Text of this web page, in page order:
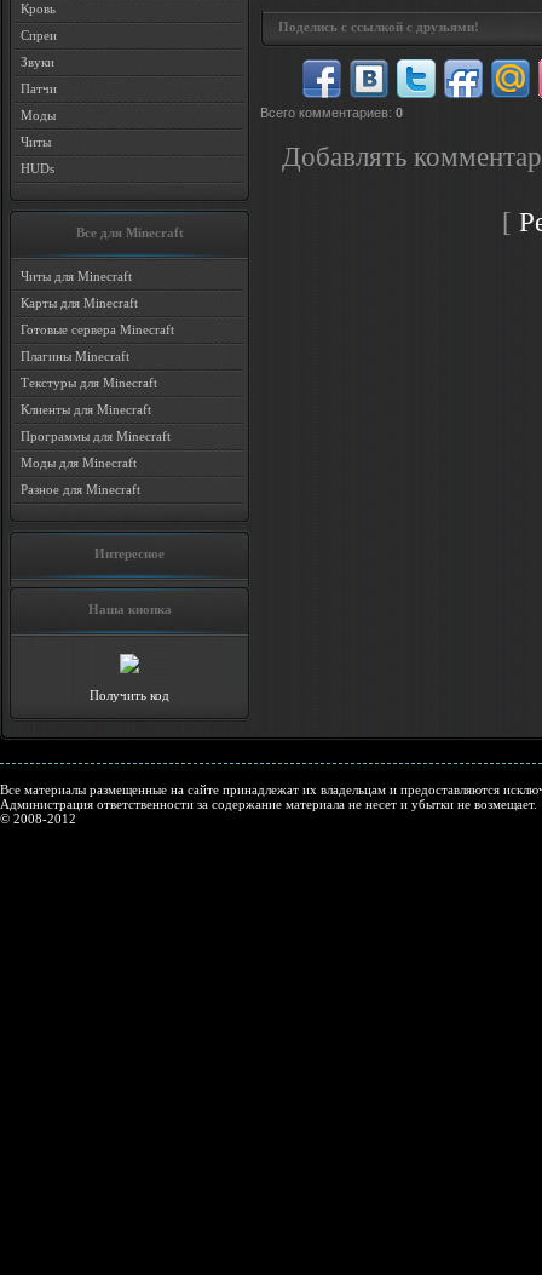
Кровь
Спреи
Звуки
Патчи
Моды
Читы
HUDs
Все для Minecraft
Читы для Minecraft
Карты для Minecraft
Готовые сервера Minecraft
Плагины Minecraft
Текстуры для Minecraft
Клиенты для Minecraft
Программы для Minecraft
Моды для Minecraft
Разное для Minecraft
Интересное
Наша кнопка
Получить код
Поделись с ссылкой с друзьями!
Всего комментариев: 0
Добавлять
[
Все материалы размещенные на сайте принадлежат их владельцам и предоставляются
Администрация ответственности за содержание материала не несет и убытки не возмещает.
© 2008-2012